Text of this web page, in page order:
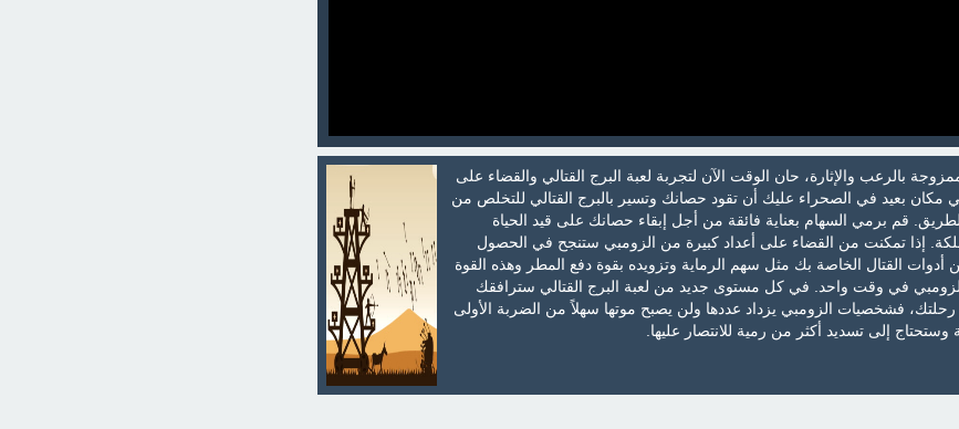
بالرعب والإثارة، حان الوقت الآن لتجربة لعبة البرج القتالي والقضاء على
بعيد في الصحراء عليك أن تقود حصانك وتسير بالبرج القتالي للتخلص من
قم برمي السهام بعناية فائقة من أجل إبقاء حصانك على قيد الحياة
إذا تمكنت من القضاء على أعداد كبيرة من الزومبي ستنجح في الحصول
القتال الخاصة بك مثل سهم الرماية وتزويده بقوة دفع المطر وهذه القوة
في وقت واحد. في كل مستوى جديد من لعبة البرج القتالي سترافقك
فشخصيات الزومبي يزداد عددها ولن يصبح موتها سهلاً من الضربة الأولى
إلى تسديد أكثر من رمية للانتصار عليها.